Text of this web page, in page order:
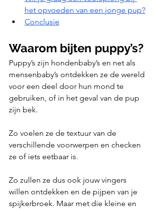
het opvoeden van een jonge pup?
Conclusie
Waarom bijten puppy’s?
Puppy’s zijn hondenbaby’s en net als
mensenbaby’s ontdekken ze de wereld
voor een deel door hun mond te
gebruiken, of in het geval van de pup
zijn bek.
Zo voelen ze de textuur van de
verschillende voorwerpen en checken
ze of iets eetbaar is.
Zo zullen ze dus ook jouw vingers
willen ontdekken en de pijpen van je
spijkerbroek. Maar met die kleine en